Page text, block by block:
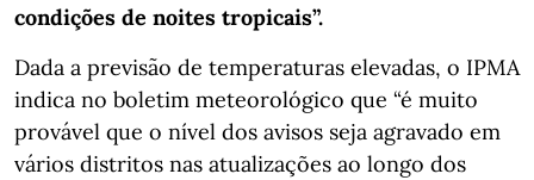
condições de noites tropicais”.
Dada a previsão de temperaturas elevadas, o IPMA
indica no boletim meteorológico que “é muito
provável que o nível dos avisos seja agravado em
vários distritos nas atualizações ao longo dos